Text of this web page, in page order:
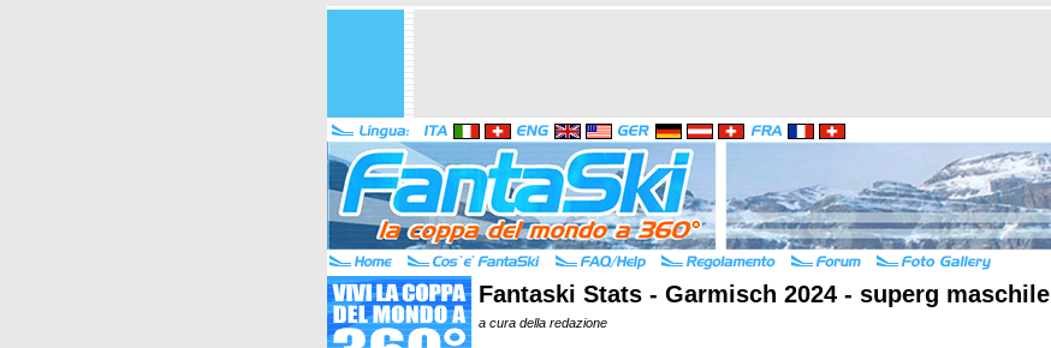
Fantaski Stats - Garmisch 2024 - superg maschile
a cura della redazione